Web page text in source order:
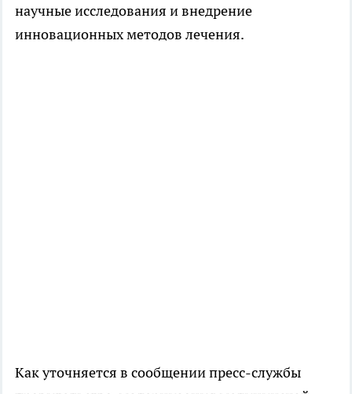
научные исследования и внедрение
инновационных методов лечения.
Как уточняется в сообщении пресс-службы